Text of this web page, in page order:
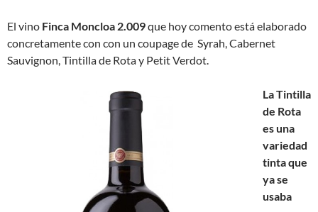
El vino Finca Moncloa 2.009que hoy comento está elaborado
concretamente con con un coupage de Syrah, Cabernet
Sauvignon, Tintilla de Rota y Petit Verdot.
La Tintilla
de Rota
es una
variedad
tinta que
ya se
usaba